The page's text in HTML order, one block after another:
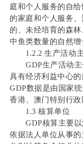
庭和个人服务的自
的家庭和个人服务
的、未经培育的森
中鱼类数量的自然增
1.2.2 生产活动主
GDP生产活动主
具有经济利益中心
GDP数据是由国家
香港、澳门特别行政
1.3 核算单位
GDP核算主要以
依据法人单位从事